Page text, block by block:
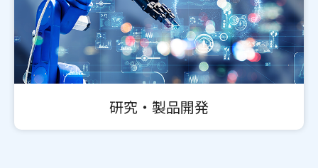
研究・製品開発